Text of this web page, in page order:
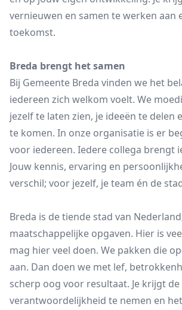
vernieuwen en samen te werken aan
toekomst.
Breda brengt het samen
Bij Gemeente Breda vinden we het
iedereen zich welkom voelt. We
jezelf te laten zien, je ideeën te delen
te komen. In onze organisatie is er
voor iedereen. Iedere collega brengt
Jouw kennis, ervaring en
verschil; voor jezelf, je team én de
Breda is de tiende stad van
maatschappelijke opgaven. Hier is
mag hier veel doen. We pakken die
aan. Dan doen we met lef,
scherp oog voor resultaat. Je krijgt
verantwoordelijkheid te nemen en